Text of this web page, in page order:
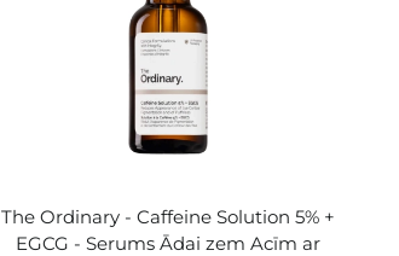
The Ordinary - Caffeine Solution 5% +
EGCG - Serums Ādai zem Acīm ar